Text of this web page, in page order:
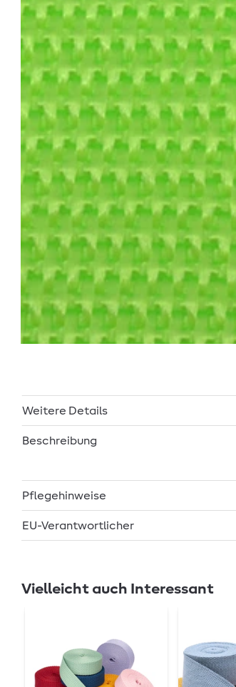
Weitere Details
Beschreibung
Pflegehinweise
EU-Verantwortlicher
Vielleicht auch Interessant